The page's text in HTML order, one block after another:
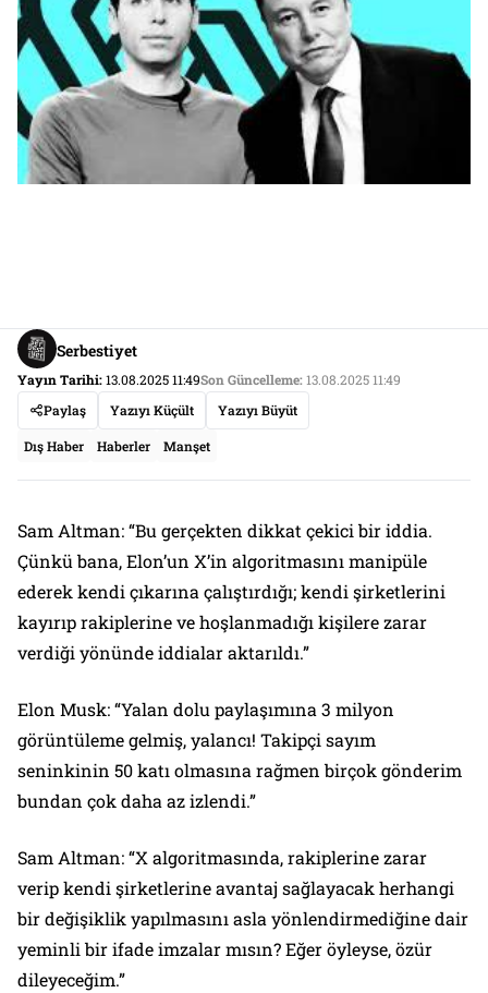
Serbestiyet
Yayın Tarihi:13.08.2025 11:49Son Güncelleme:13.08.2025 11:49
Paylaş
Yazıyı Küçült Yazıyı Büyüt
Dış Haber Haberler Manşet
Sam Altman: “Bu gerçekten dikkat çekici bir iddia.
Çünkü bana, Elon’un X’in algoritmasını manipüle
ederek kendi çıkarına çalıştırdığı; kendi şirketlerini
kayırıp rakiplerine ve hoşlanmadığı kişilere zarar
verdiği yönünde iddialar aktarıldı.”
Elon Musk: “Yalan dolu paylaşımına 3 milyon
görüntüleme gelmiş, yalancı! Takipçi sayım
seninkinin 50 katı olmasına rağmen birçok gönderim
bundan çok daha az izlendi.”
Sam Altman: “X algoritmasında, rakiplerine zarar
verip kendi şirketlerine avantaj sağlayacak herhangi
bir değişiklik yapılmasını asla yönlendirmediğine dair
yeminli bir ifade imzalar mısın? Eğer öyleyse, özür
dileyeceğim.”